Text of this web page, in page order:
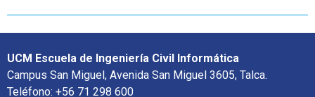
UCM Escuela de Ingeniería Civil Informática
Campus San Miguel, Avenida San Miguel 3605, Talca.
Teléfono: +56 71 298 600